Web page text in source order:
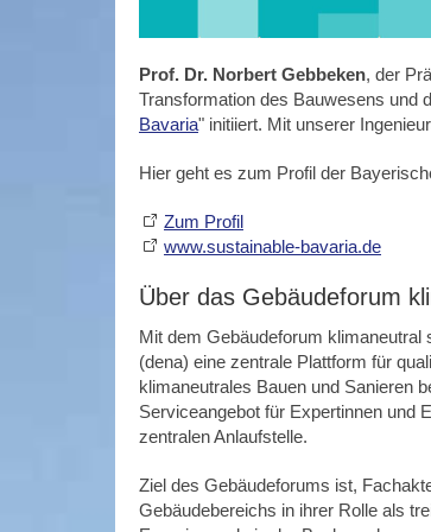
Prof. Dr. Norbert Gebbeken, der
Transformation des Bauwesens und
Bavaria" initiiert. Mit unserer
Hier geht es zum Profil der
Zum Profil
www.sustainable-bavaria.de
Über das Gebäudeforum
Mit dem Gebäudeforum klimaneutral
(dena) eine zentrale Plattform für
klimaneutrales Bauen und Sanieren
Serviceangebot für Expertinnen und
zentralen Anlaufstelle.
Ziel des Gebäudeforums ist,
Gebäudebereichs in ihrer Rolle als